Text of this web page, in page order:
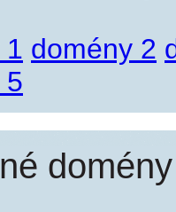
1 domény 2
5